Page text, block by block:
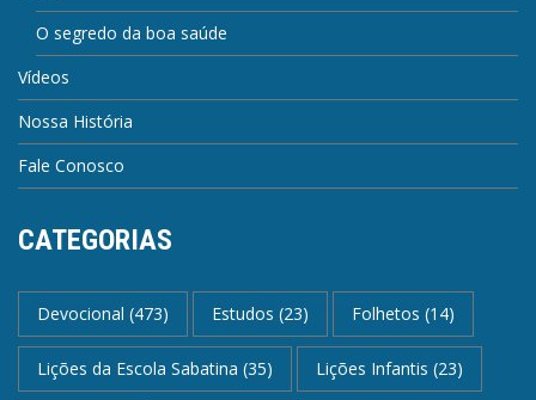
O segredo da boa saúde
Vídeos
Nossa História
Fale Conosco
CATEGORIAS
Devocional (473) Estudos (23) Folhetos (14)
Lições da Escola Sabatina (35) Lições Infantis (23)